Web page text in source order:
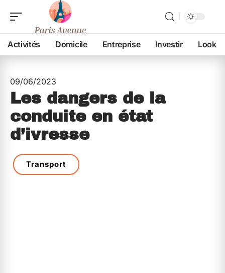
Activités Domicile Entreprise Investir Look
09/06/2023
Les dangers de la
conduite en état
d’ivresse
Transport